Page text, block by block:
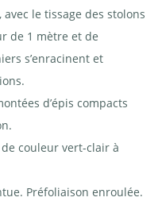
le tissage des stolons
de 1 mètre et de
s’enracinent et
d’épis compacts
couleur vert-clair à
Préfoliaison enroulée.